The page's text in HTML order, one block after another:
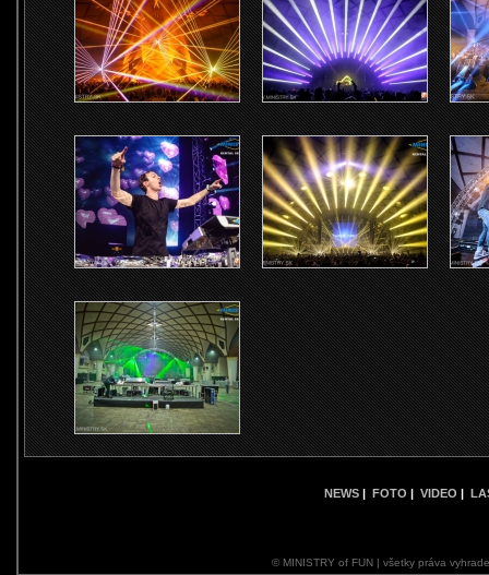
NEWS | FOTO | VIDEO |
© MINISTRY of FUN | všetky práva